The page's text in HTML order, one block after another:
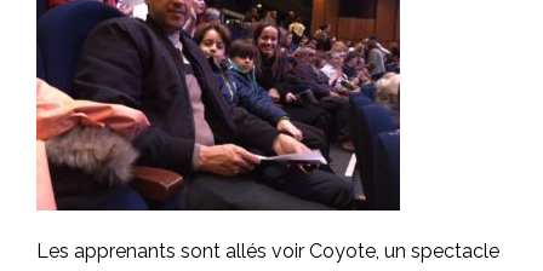
Les apprenants sont allés voir Coyote, un spectacle